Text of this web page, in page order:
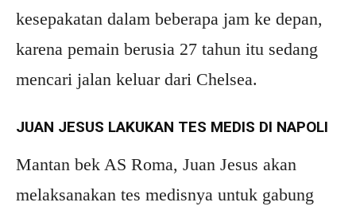
kesepakatan dalam beberapa jam ke depan,
karena pemain berusia 27 tahun itu sedang
mencari jalan keluar dari Chelsea.
JUAN JESUS LAKUKAN TES MEDIS DI NAPOLI
Mantan bek AS Roma, Juan Jesus akan
melaksanakan tes medisnya untuk gabung